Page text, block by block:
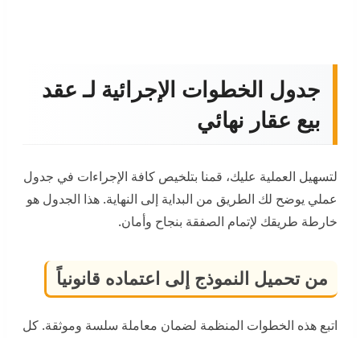
جدول الخطوات الإجرائية لـ عقد
بيع عقار نهائي
لتسهيل العملية عليك، قمنا بتلخيص كافة الإجراءات في جدول
عملي يوضح لك الطريق من البداية إلى النهاية. هذا الجدول هو
خارطة طريقك لإتمام الصفقة بنجاح وأمان.
من تحميل النموذج إلى اعتماده قانونياً
اتبع هذه الخطوات المنظمة لضمان معاملة سلسة وموثقة. كل